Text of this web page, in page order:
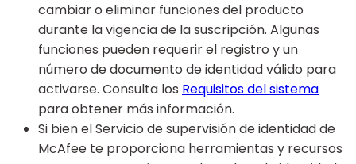
cambiar o eliminar funciones del producto
durante la vigencia de la suscripción. Algunas
funciones pueden requerir el registro y un
número de documento de identidad válido para
activarse. Consulta los Requisitos del sistema
para obtener más información.
Si bien el Servicio de supervisión de identidad de
McAfee te proporciona herramientas y recursos